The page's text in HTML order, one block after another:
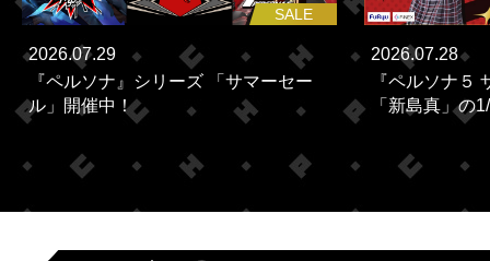
SALE
2026.07.29
『ペルソナ』シリーズ 「サマーセー
ル」開催中！
2026.07.28
『ペルソナ５
「新島真」の